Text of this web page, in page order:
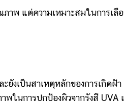
พ แต่ความเหมาะสมในการเลื
เป็นสาเหตุหลักของการเกิดฝ้า
พในการปกป้องผิวจากรังสี UVA